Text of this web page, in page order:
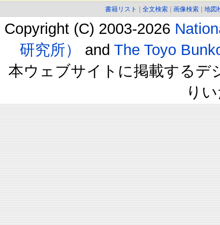
書籍リスト 全文検索 画像検索 地図
Copyright (C) 2003-2026
研究所）
and The Toyo
本ウェブサイトに掲載するデ
り